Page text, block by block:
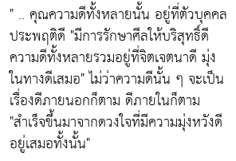
" .. คุณความดีทั้งหลายนั้น อยู่ที่ตัวบุคคล
ประพฤติดี "มีการรักษาศีลให้บริสุทธิ์ดี
ความดีทั้งหลายรวมอยู่ที่จิตเจตนาดี มุ่ง
ในทางดีเสมอ"ไม่ว่าความดีนั้น ๆ จะเป็น
เรื่องดีภายนอกก็ตาม ดีภายในก็ตาม
"สำเร็จขึ้นมาจากดวงใจที่มีความมุ่งหวังดี
อยู่เสมอทั้งนั้น"